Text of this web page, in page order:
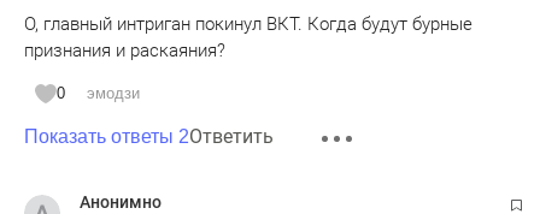
О, главный интриган покинул ВКТ. Когда будут бурные
признания и раскаяния?
0 эмодзи
Показать ответы 2Ответить
Анонимно